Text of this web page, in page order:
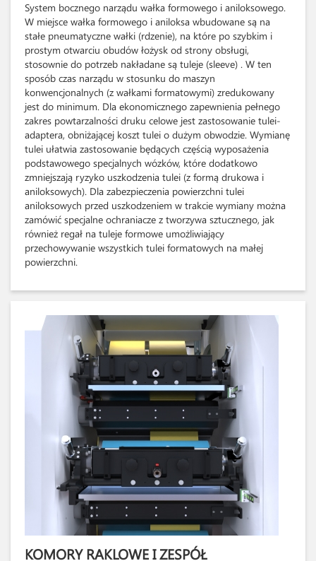
System bocznego narządu wałka formowego i aniloksowego.
W miejsce wałka formowego i aniloksa wbudowane są na
stałe pneumatyczne wałki (rdzenie), na które po szybkim i
prostym otwarciu obudów łożysk od strony obsługi,
stosownie do potrzeb nakładane są tuleje (sleeve) . W ten
sposób czas narządu w stosunku do maszyn
konwencjonalnych (z wałkami formatowymi) zredukowany
jest do minimum. Dla ekonomicznego zapewnienia pełnego
zakres powtarzalności druku celowe jest zastosowanie tulei-
adaptera, obniżającej koszt tulei o dużym obwodzie. Wymianę
tulei ułatwia zastosowanie będących częścią wyposażenia
podstawowego specjalnych wózków, które dodatkowo
zmniejszają ryzyko uszkodzenia tulei (z formą drukowa i
aniloksowych). Dla zabezpieczenia powierzchni tulei
aniloksowych przed uszkodzeniem w trakcie wymiany można
zamówić specjalne ochraniacze z tworzywa sztucznego, jak
również regał na tuleje formowe umożliwiający
przechowywanie wszystkich tulei formatowych na małej
powierzchni.
KOMORY RAKLOWE I ZESPÓŁ